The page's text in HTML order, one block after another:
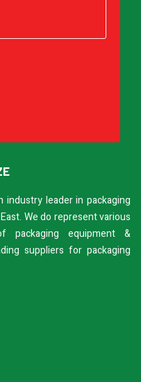
industry leader in packaging
We do represent various
packaging equipment &
suppliers for packaging